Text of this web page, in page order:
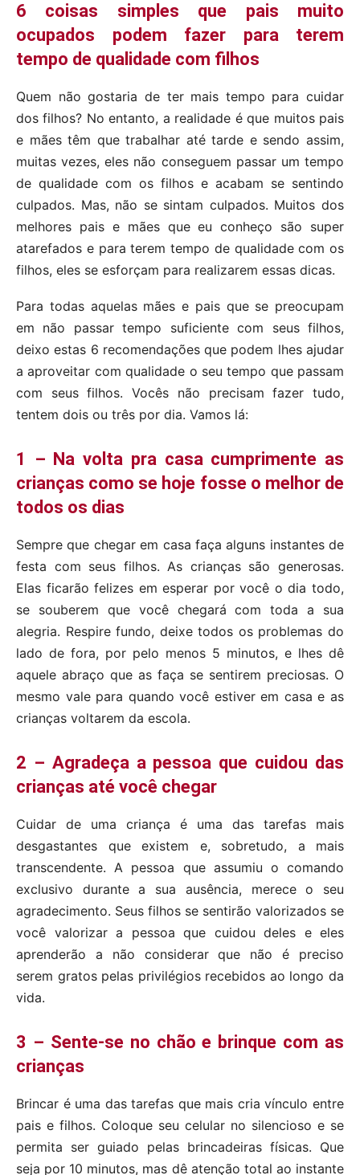
6 coisas simples que pais muito
ocupados podem fazer para terem
tempo de qualidade com filhos
Quem não gostaria de ter mais tempo para cuidar
dos filhos? No entanto, a realidade é que muitos pais
e mães têm que trabalhar até tarde e sendo assim,
muitas vezes, eles não conseguem passar um tempo
de qualidade com os filhos e acabam se sentindo
culpados. Mas, não se sintam culpados. Muitos dos
melhores pais e mães que eu conheço são super
atarefados e para terem tempo de qualidade com os
filhos, eles se esforçam para realizarem essas dicas.
Para todas aquelas mães e pais que se preocupam
em não passar tempo suficiente com seus filhos,
deixo estas 6 recomendações que podem lhes ajudar
a aproveitar com qualidade o seu tempo que passam
com seus filhos. Vocês não precisam fazer tudo,
tentem dois ou três por dia. Vamos lá:
1 – Na volta pra casa cumprimente as
crianças como se hoje fosse o melhor de
todos os dias
Sempre que chegar em casa faça alguns instantes de
festa com seus filhos. As crianças são generosas.
Elas ficarão felizes em esperar por você o dia todo,
se souberem que você chegará com toda a sua
alegria. Respire fundo, deixe todos os problemas do
lado de fora, por pelo menos 5 minutos, e lhes dê
aquele abraço que as faça se sentirem preciosas. O
mesmo vale para quando você estiver em casa e as
crianças voltarem da escola.
2 – Agradeça a pessoa que cuidou das
crianças até você chegar
Cuidar de uma criança é uma das tarefas mais
desgastantes que existem e, sobretudo, a mais
transcendente. A pessoa que assumiu o comando
exclusivo durante a sua ausência, merece o seu
agradecimento. Seus filhos se sentirão valorizados se
você valorizar a pessoa que cuidou deles e eles
aprenderão a não considerar que não é preciso
serem gratos pelas privilégios recebidos ao longo da
vida.
3 – Sente-se no chão e brinque com as
crianças
Brincar é uma das tarefas que mais cria vínculo entre
pais e filhos. Coloque seu celular no silencioso e se
permita ser guiado pelas brincadeiras físicas. Que
seja por 10 minutos, mas dê atenção total ao instante